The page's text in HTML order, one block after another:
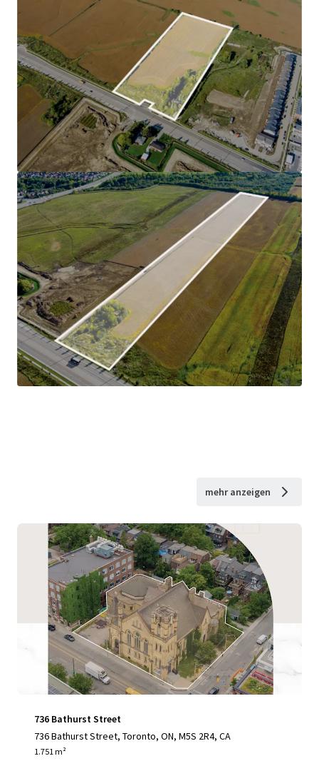
mehr anzeigen
736 Bathurst Street
736 Bathurst Street, Toronto, ON, M5S 2R4, CA
1.751 m²